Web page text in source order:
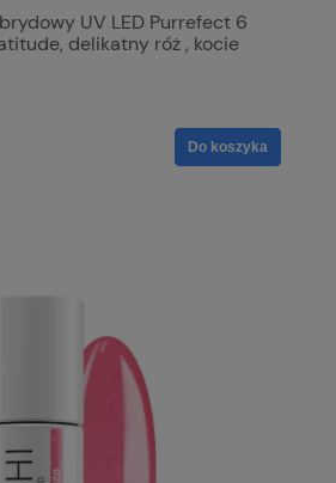
UV LED Purrefect 6
delikatny róż , kocie
Do koszyka